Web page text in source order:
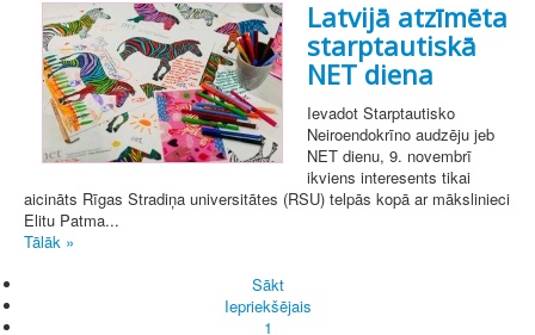
Latvijā atzīmēta
starptautiskā
NET diena
Ievadot Starptautisko
Neiroendokrīno audzēju jeb
NET dienu, 9. novembrī
ikviens interesents tikai
aicināts Rīgas Stradiņa universitātes (RSU) telpās kopā ar mākslinieci
Elitu Patma...
Tālāk »
Sākt
Iepriekšējais
1